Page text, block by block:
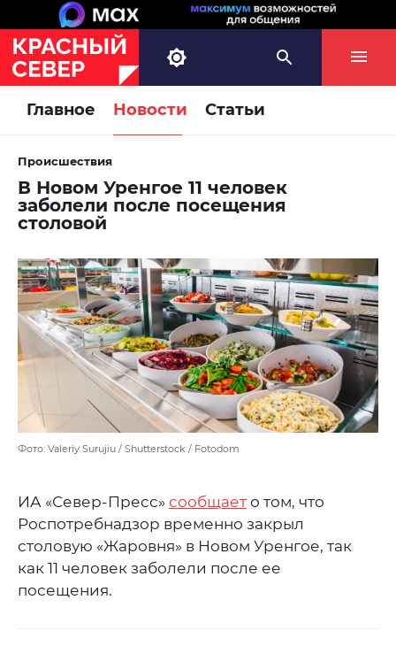
Главное Новости Статьи
Происшествия
В Новом Уренгое 11 человек
заболели после посещения
столовой
Фото: Valeriy Surujiu / Shutterstock / Fotodom
ИА «Север-Пресс» сообщает о том, что
Роспотребнадзор временно закрыл
столовую «Жаровня» в Новом Уренгое, так
как 11 человек заболели после ее
посещения.